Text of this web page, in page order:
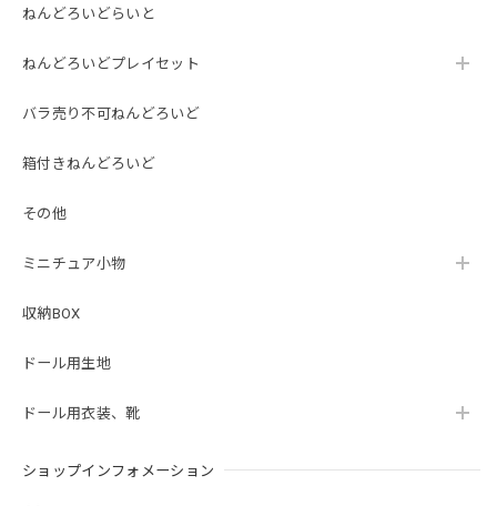
ねんどろいどらいと
ねんどろいどプレイセット
バラ売り不可ねんどろいど
箱付きねんどろいど
その他
ミニチュア小物
収納BOX
ドール用生地
ドール用衣装、靴
ショップインフォメーション